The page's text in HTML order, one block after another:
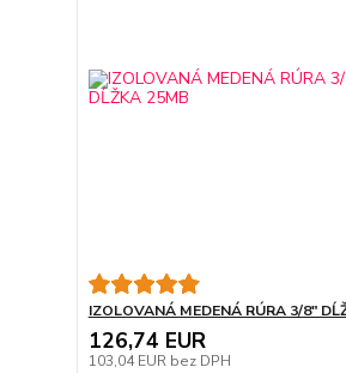
IZOLOVANÁ MEDENÁ RÚRA 3/8"
126,74 EUR
103,04 EUR bez DPH